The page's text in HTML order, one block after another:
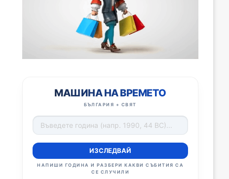
МАШИНА НА ВРЕМЕТО
БЪЛГАРИЯ + СВЯТ
ИЗСЛЕДВАЙ
НАПИШИ ГОДИНА И РАЗБЕРИ КАКВИ СЪБИТИЯ СА
СЕ СЛУЧИЛИ